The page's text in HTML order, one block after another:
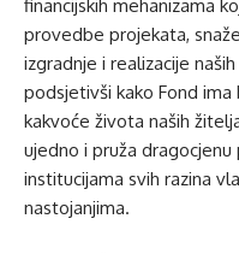
financijskih mehanizama
provedbe projekata,
izgradnje i realizacije
podsjetivši kako Fond
kakvoće života naših
ujedno i pruža
institucijama svih razina
nastojanjima.